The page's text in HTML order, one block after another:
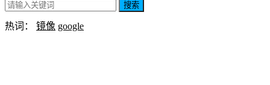
搜索
热词： 镜像 google